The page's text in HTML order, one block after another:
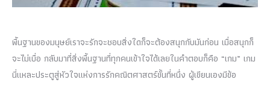
พื้นฐานของมนุษย์เราจะรักจะชอบสิ่งใดก็จะต้องสนุกกับมันก่อน เมื่อสนุกก็
จะไม่เบื่อ กลับมาที่สิ่งพื้นฐานที่ทุกคนเข้าใจได้เลยในคำตอบก็คือ “เกม” เกม
นี่แหละประตูสู่หัวใจแห่งการรักคณิตศาสตร์ขั้นที่หนึ่ง ผู้เขียนเองมีข้อ